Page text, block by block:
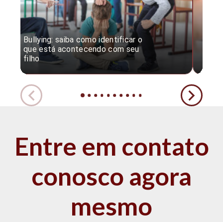
Bullying: saiba como identificar o
que está acontecendo com seu
filho
Entre em contato
conosco agora
mesmo